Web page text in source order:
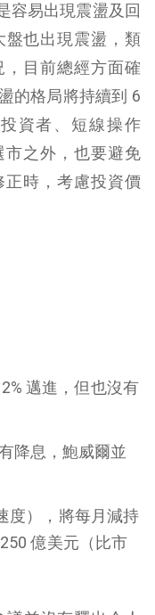
容易出現震盪及回
盤也出現震盪，類
目前總經方面確
的格局將持續到 6
資者、短線操作
之外，也要避免
時，考慮投資價
邁進，但也沒有
降息，鮑威爾並
度），將每月減持
億美元（比市